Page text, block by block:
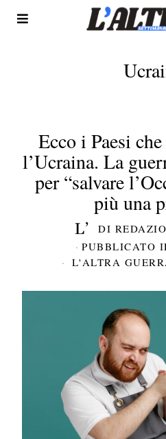
Ecco i Paesi
l’Ucraina. La
per “salvare
più una
DI
PUBBLICATO
L'ALTRA